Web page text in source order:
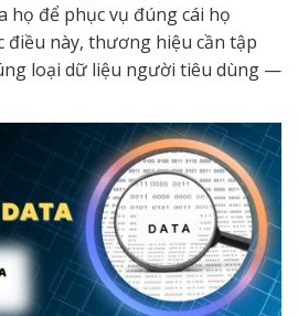
họ để phục vụ đúng cái họ
điều này, thương hiệu cần tập
loại dữ liệu người tiêu dùng —